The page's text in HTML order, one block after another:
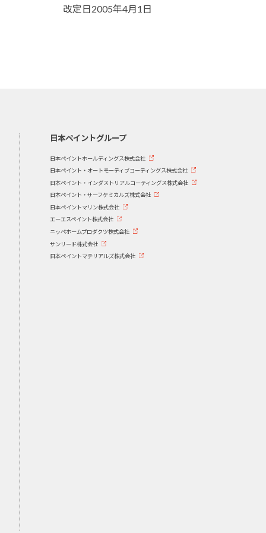
改定日2005年4月1日
日本ペイントグループ
日本ペイントホールディングス株式会社
日本ペイント・オートモーティブコーティングス株式会社
日本ペイント・インダストリアルコーティングス株式会社
日本ペイント・サーフケミカルズ株式会社
日本ペイントマリン株式会社
エーエスペイント株式会社
ニッペホームプロダクツ株式会社
サンリード株式会社
日本ペイントマテリアルズ株式会社